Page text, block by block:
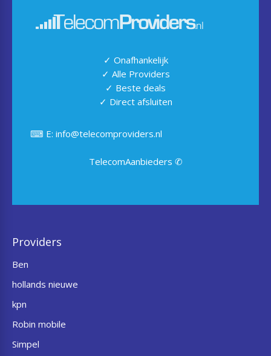
✓ Onafhankelijk
✓ Alle Providers
✓ Beste deals
✓ Direct afsluiten
⌨ E: info@telecomproviders.nl
TelecomAanbieders ✆
Providers
Ben
hollands nieuwe
kpn
Robin mobile
Simpel